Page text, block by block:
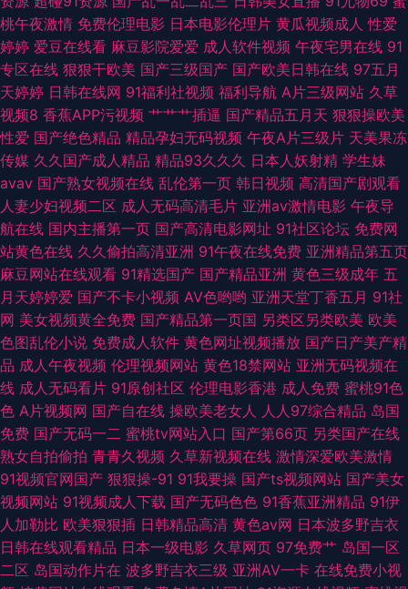
超碰AA 老湿青青草 五月麻豆传媒 AV福利网 极品视频久久青草 丝袜熟女中
文字幕 操碰99大香蕉 九九成人自拍 伊人海角91 草莓视频18
桃午夜激情 免费伦理电影 日本电影伦理片 黄瓜视频成人 性爱
婷婷 爱豆在线看 麻豆影院爱爱 成人软件视频 午夜宅男在线 91
专区在线 狠狠干欧美 国产三级国产 国产欧美日韩在线 97五月
天婷婷 日韩在线网 91福利社视频 福利导航 A片三级网站 久草
视频8 香蕉APP污视频 艹艹艹插逼 国产精品五月天 狠狠操欧美
性爱 国产绝色精品 精品孕妇无码视频 午夜A片三级片 天美果冻
传媒 久久国产成人精品 精品93久久久 日本人妖射精 学生妹
avav 国产熟女视频在线 乱伦第一页 韩日视频 高清国产剧观看
人妻少妇视频二区 成人无码高清毛片 亚洲av激情电影 午夜导
航在线 国内主播第一页 国产高清电影网址 91社区论坛 免费网
站黄色在线 久久偷拍高清亚洲 91午夜在线免费 亚洲精品第五页
麻豆网站在线观看 91精选国产 国产精品亚洲 黄色三级成年 五
月天婷婷爱 国产不卡小视频 AV色哟哟 亚洲天堂丁香五月 91社
网 美女视频黄全免费 国产精品第一页国 另类区另类欧美 欧美
色图乱伦小说 免费成人软件 黄色网址视频播放 国产日产美产精
品 成人午夜视频 伦理视频网站 黄色18禁网站 亚洲无码视频在
线 成人无码看片 91原创社区 伦理电影香港 成人免费 蜜桃91色
色 A片视频网 国产自在线 操欧美老女人 人人97综合精品 岛国
免费 国产无码一二 蜜桃tv网站入口 国产第66页 另类国产在线
熟女自拍偷拍 青青久视频 久草新视频在线 激情深爱欧美激情
91视频官网国产 狠狠操-91 91我要操 国产ts视频网站 国产美女
视频网站 91视频成人下载 国产无码色色 91香蕉亚洲精品 91伊
人加勒比 欧美狠狠插 日韩精品高清 黄色av网 日本波多野吉衣
日韩在线观看精品 日本一级电影 久草网页 97免费艹 岛国一区
二区 岛国动作片在 波多野吉衣三级 亚洲AV一卡 在线免费小视